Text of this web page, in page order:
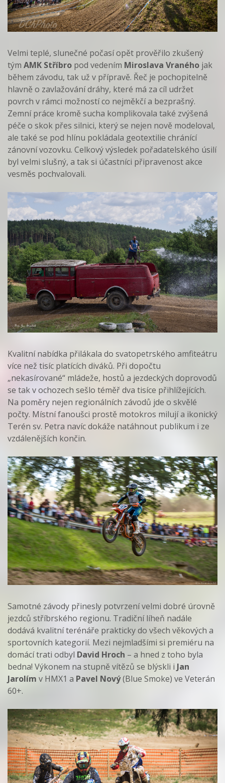
Velmi teplé, slunečné počasí opět prověřilo zkušený
tým AMK Stříbro pod vedením Miroslava Vraného jak
během závodu, tak už v přípravě. Řeč je pochopitelně
hlavně o zavlažování dráhy, které má za cíl udržet
povrch v rámci možností co nejměkčí a bezprašný.
Zemní práce kromě sucha komplikovala také zvýšená
péče o skok přes silnici, který se nejen nově modeloval,
ale také se pod hlínu pokládala geotextilie chránící
zánovní vozovku. Celkový výsledek pořadatelského úsilí
byl velmi slušný, a tak si účastníci připravenost akce
vesměs pochvalovali.
Kvalitní nabídka přilákala do svatopetrského amfiteátru
více než tisíc platících diváků. Při dopočtu
„nekasírované“ mládeže, hostů a jezdeckých doprovodů
se tak v ochozech sešlo téměř dva tisíce přihlížejících.
Na poměry nejen regionálních závodů jde o skvělé
počty. Místní fanoušci prostě motokros milují a ikonický
Terén sv. Petra navíc dokáže natáhnout publikum i ze
vzdálenějších končin.
Samotné závody přinesly potvrzení velmi dobré úrovně
jezdců stříbrského regionu. Tradiční líheň nadále
dodává kvalitní terénáře prakticky do všech věkových a
sportovních kategorií. Mezi nejmladšími si premiéru na
domácí trati odbyl David Hroch – a hned z toho byla
bedna! Výkonem na stupně vítězů se blýskli i Jan
Jarolím v HMX1 a Pavel Nový(Blue Smoke) ve Veterán
60+.